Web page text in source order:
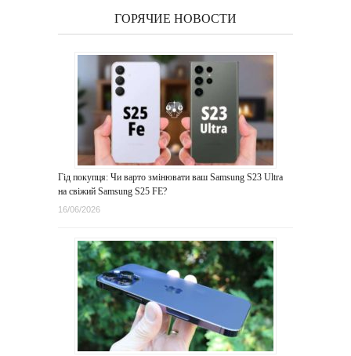
ГОРЯЧИЕ НОВОСТИ
Гід покупця: Чи варто змінювати ваш Samsung S23 Ultra
на свіжий Samsung S25 FE?
16/06/2026